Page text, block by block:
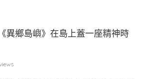
鄉島嶼》在島上蓋一座精神時